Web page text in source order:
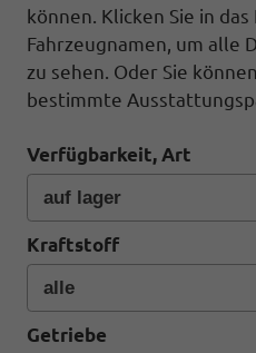
können. Klicken Sie in
Fahrzeugnamen, um alle
zu sehen. Oder Sie
bestimmte
Verfügbarkeit, Art
Kraftstoff
Getriebe